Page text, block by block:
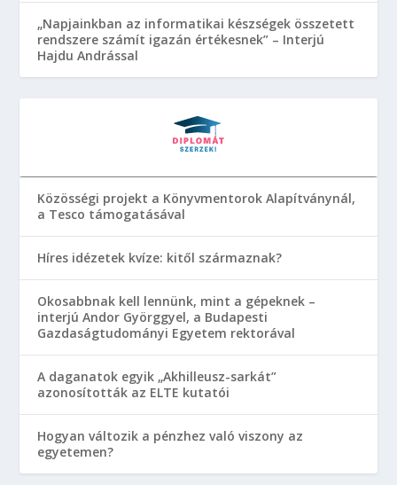
„Napjainkban az informatikai készségek összetett
rendszere számít igazán értékesnek” – Interjú
Hajdu Andrással
Közösségi projekt a Könyvmentorok Alapítványnál,
a Tesco támogatásával
Híres idézetek kvíze: kitől származnak?
Okosabbnak kell lennünk, mint a gépeknek –
interjú Andor Györggyel, a Budapesti
Gazdaságtudományi Egyetem rektorával
A daganatok egyik „Akhilleusz-sarkát”
azonosították az ELTE kutatói
Hogyan változik a pénzhez való viszony az
egyetemen?